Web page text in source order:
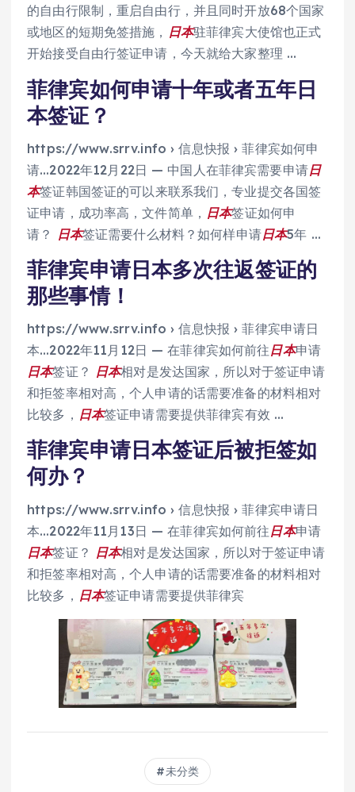
的自由行限制，重启自由行，并且同时开放68个国家
或地区的短期免签措施， 日本驻菲律宾大使馆也正式
开始接受自由行签证申请，今天就给大家整理 …
菲律宾如何申请十年或者五年日
本签证？
https://www.srrv.info › 信息快报 › 菲律宾如何申
请…2022年12月22日 — 中国人在菲律宾需要申请日
本签证韩国签证的可以来联系我们，专业提交各国签
证申请，成功率高，文件简单， 日本签证如何申
请？ 日本签证需要什么材料？如何样申请日本5年 …
菲律宾申请日本多次往返签证的
那些事情！
https://www.srrv.info › 信息快报 › 菲律宾申请日
本…2022年11月12日 — 在菲律宾如何前往日本申请
日本签证？ 日本相对是发达国家，所以对于签证申请
和拒签率相对高，个人申请的话需要准备的材料相对
比较多， 日本签证申请需要提供菲律宾有效 …
菲律宾申请日本签证后被拒签如
何办？
https://www.srrv.info › 信息快报 › 菲律宾申请日
本…2022年11月13日 — 在菲律宾如何前往日本申请
日本签证？ 日本相对是发达国家，所以对于签证申请
和拒签率相对高，个人申请的话需要准备的材料相对
比较多， 日本签证申请需要提供菲律宾
未分类